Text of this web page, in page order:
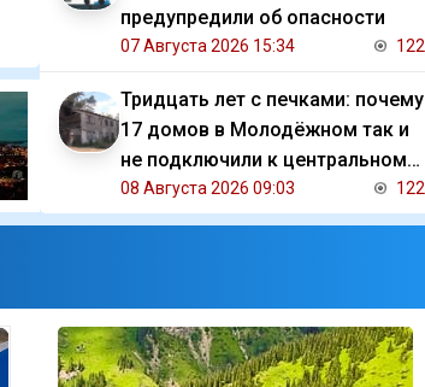
предупредили об опасности
07 Августа 2026 15:34 122
Тридцать лет с печками: почему
17 домов в Молодёжном так и
не подключили к центральному
отоплению
08 Августа 2026 09:03 122